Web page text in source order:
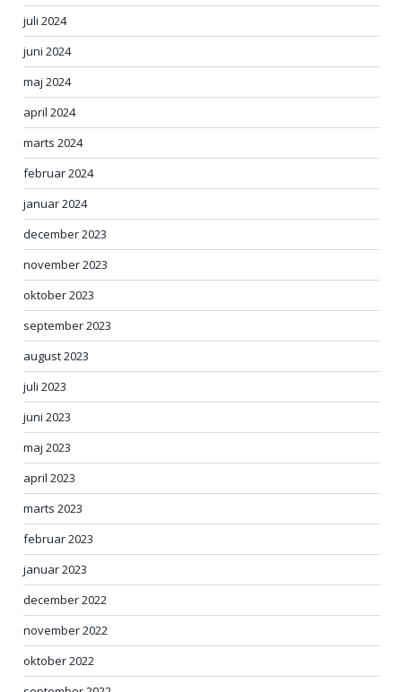
juli 2024
juni 2024
maj 2024
april 2024
marts 2024
februar 2024
januar 2024
december 2023
november 2023
oktober 2023
september 2023
august 2023
juli 2023
juni 2023
maj 2023
april 2023
marts 2023
februar 2023
januar 2023
december 2022
november 2022
oktober 2022